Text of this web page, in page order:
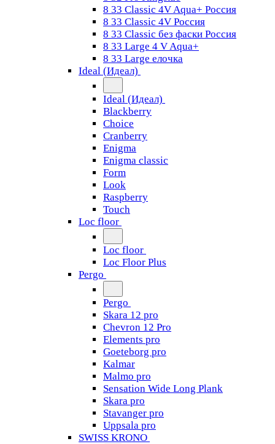
8 33 Classic 4V Aqua+ Россия
8 33 Classic 4V Россия
8 33 Classic без фаски Россия
8 33 Large 4 V Aqua+
8 33 Large елочка
Ideal (Идеал)
Ideal (Идеал)
Blackberry
Choice
Cranberry
Enigma
Enigma classic
Form
Look
Raspberry
Touch
Loc floor
Loc floor
Loc Floor Plus
Pergo
Pergo
Skara 12 pro
Chevron 12 Pro
Elements pro
Goeteborg pro
Kalmar
Malmo pro
Sensation Wide Long Plank
Skara pro
Stavanger pro
Uppsala pro
SWISS KRONO